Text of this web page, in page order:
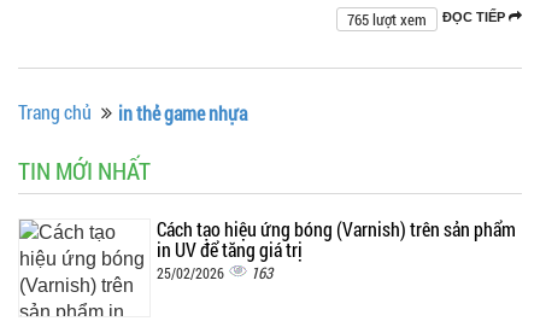
ĐỌC TIẾP
765 lượt xem
Trang chủ in thẻ game nhựa
TIN MỚI NHẤT
Cách tạo hiệu ứng bóng (Varnish) trên sản phẩm
in UV để tăng giá trị
25/02/2026 163